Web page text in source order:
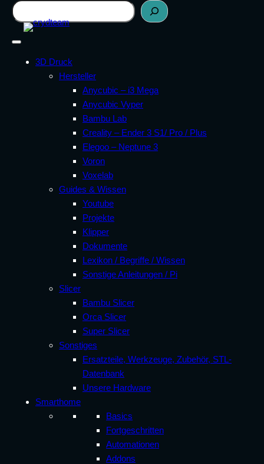
Zum
Inhalt
springen
Suchen
3D Druck
Hersteller
Anycubic – i3 Mega
Anycubic Vyper
Bambu Lab
Creality – Ender 3 S1/ Pro / Plus
Elegoo – Neptune 3
Voron
Voxelab
Guides & Wissen
Youtube
Projekte
Klipper
Dokumente
Lexikon / Begriffe / Wissen
Sonstige Anleitungen / Pi
Slicer
Bambu Slicer
Orca Slicer
Super Slicer
Sonstiges
Ersatzteile, Werkzeuge, Zubehör, STL-
Datenbank
Unsere Hardware
Smarthome
Basics
Fortgeschritten
Automationen
Addons